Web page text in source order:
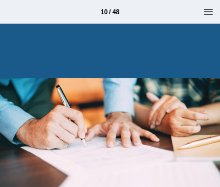
10 / 48